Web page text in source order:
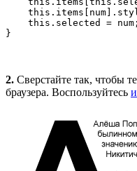
this.selected = num;
}
2. Сверстайте так, чтобы
браузера. Воспользуйтесь